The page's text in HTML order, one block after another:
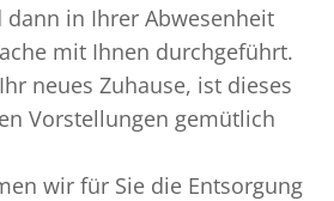
dann in Ihrer Abwesenheit
mit Ihnen durchgeführt.
neues Zuhause, ist dieses
Vorstellungen gemütlich
wir für Sie die Entsorgung